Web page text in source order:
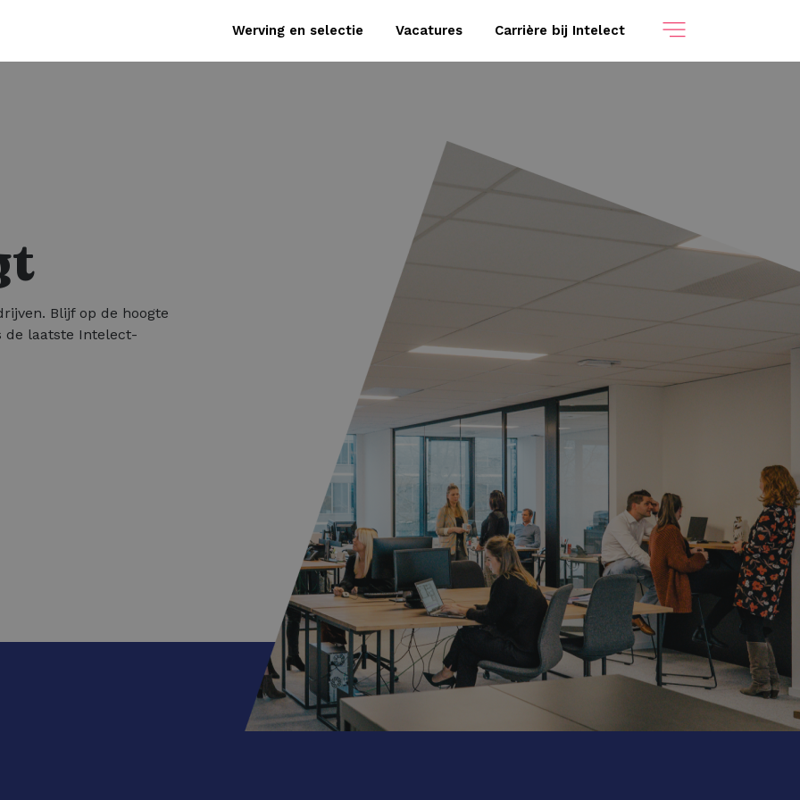
Werving en selectie Vacatures Carrière bij Intelect
Blijf op de hoogte
de laatste Intelect-